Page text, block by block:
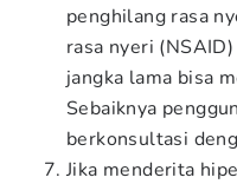
penghilang rasa
rasa nyeri
jangka lama bisa
Sebaiknya
berkonsultasi
Jika menderita